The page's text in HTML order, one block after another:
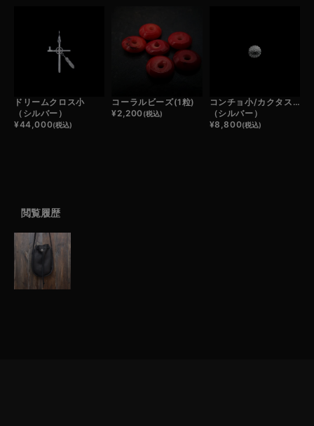
ドリームクロス小
（シルバー）
¥44,000(税込)
コーラルビーズ(1粒)
¥2,200(税込)
コンチョ小/カクタスフラワー
（シルバー）
¥8,800(税込)
閲覧履歴